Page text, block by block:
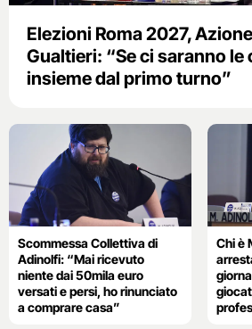
Elezioni Roma 2027,
Gualtieri: “Se ci saranno
insieme dal primo turno”
Scommessa Collettiva di
Adinolfi: “Mai ricevuto
niente dai 50mila euro
versati e persi, ho rinunciato
a comprare casa”
Chi è